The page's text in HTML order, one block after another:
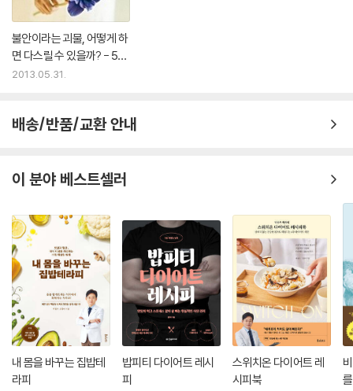
1. 아침에 얼음 먹기
얼음은 육각수 구조로 체내에 흡수될 수 있는 가장 좋은 상태이다. 신진대
사를 돕고 노폐물을 배출하는 가장 기본적인 방법이다.
영양소의 흡수를 도와 최대한 에너지를 활용할 수 있도록 식사 후 절대 바
로 앉지 않는 것을 실천하기 위한 최소한의 방법이다.
3. 허리띠 풀지 않기
항상 자신의 몸을 인식하는 가장 좋은 방법이다.
4. 식사 시간 20분 지키기
언제, 무엇을, 어떻게 먹든 반드시 시간을 지킨다. 먹는 것에 대한 충족감을
느낄 수 있는 가장 손쉬운 방법이다.
5. 운동 전 우롱차 한 잔 마시기
몸의 대사를 도와 운동할 때 에너지 소비가 더욱 잘 되도록 하는 가장 쉬운
방법이다.
6. 등 곧게 펴고 앉기
불안이라는 괴물, 어떻게 하
면 다스릴 수 있을까? - 5월
마지막 주 신간
2013.05.31.
배송/반품/교환 안내
이 분야 베스트셀러
내 몸을 바꾸는 집밥테
라피
밥피티 다이어트 레시
피
스위치온 다이어트 레
시피북